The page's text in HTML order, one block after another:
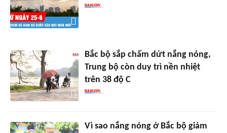
Bắc bộ sắp chấm dứt nắng nóng,
Trung bộ còn duy trì nền nhiệt
trên 38 độ C
Vì sao nắng nóng ở Bắc bộ giảm